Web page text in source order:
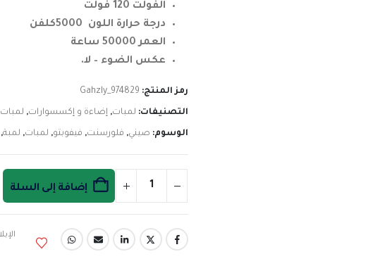
الفولت 120 فولت
درجة حرارة اللون 5000كلفن
العمر 50000 ساعة
عكس الضوء – لا.
رمز المنتج: Gahzly_974829
التصنيفات: لمبات, إضاءة و إكسسوارات,
الوسوم: صيني, فلورسنت, فيفوبتو, لمبات, لمبة,
إضافة إلى السلة